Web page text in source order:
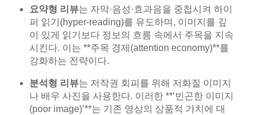
요약형 리뷰는 자막·음성·효과음을 중첩시켜 하이
퍼 읽기(hyper-reading)를 유도하며, 이미지를 깊
이 있게 읽기보다 정보의 흐름 속에서 주목을 지속
시킨다. 이는 **주목 경제(attention economy)**를
강화하는 전략이다.
분석형 리뷰는 저작권 회피를 위해 저화질 이미지
나 배우 사진을 사용한다. 이러한 **‘빈곤한 이미지
(poor image)’**는 기존 영상의 상품적 가치에 대